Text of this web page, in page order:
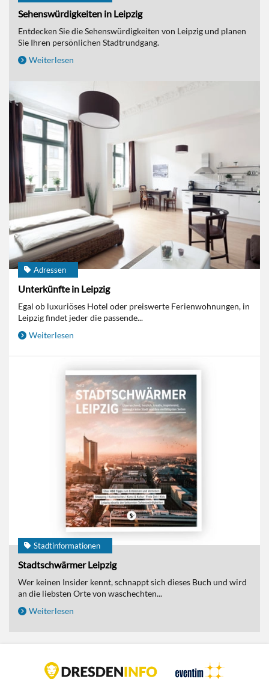
Sehenswürdigkeiten in Leipzig
Entdecken Sie die Sehenswürdigkeiten von Leipzig und planen
Sie Ihren persönlichen Stadtrundgang.
Weiterlesen
Adressen
Unterkünfte in Leipzig
Egal ob luxuriöses Hotel oder preiswerte Ferienwohnungen, in
Leipzig findet jeder die passende...
Weiterlesen
Stadtinformationen
Stadtschwärmer Leipzig
Wer keinen Insider kennt, schnappt sich dieses Buch und wird
an die liebsten Orte von waschechten...
Weiterlesen